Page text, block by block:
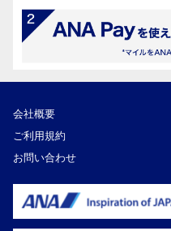
会社概要
ご利用規約
お問い合わせ